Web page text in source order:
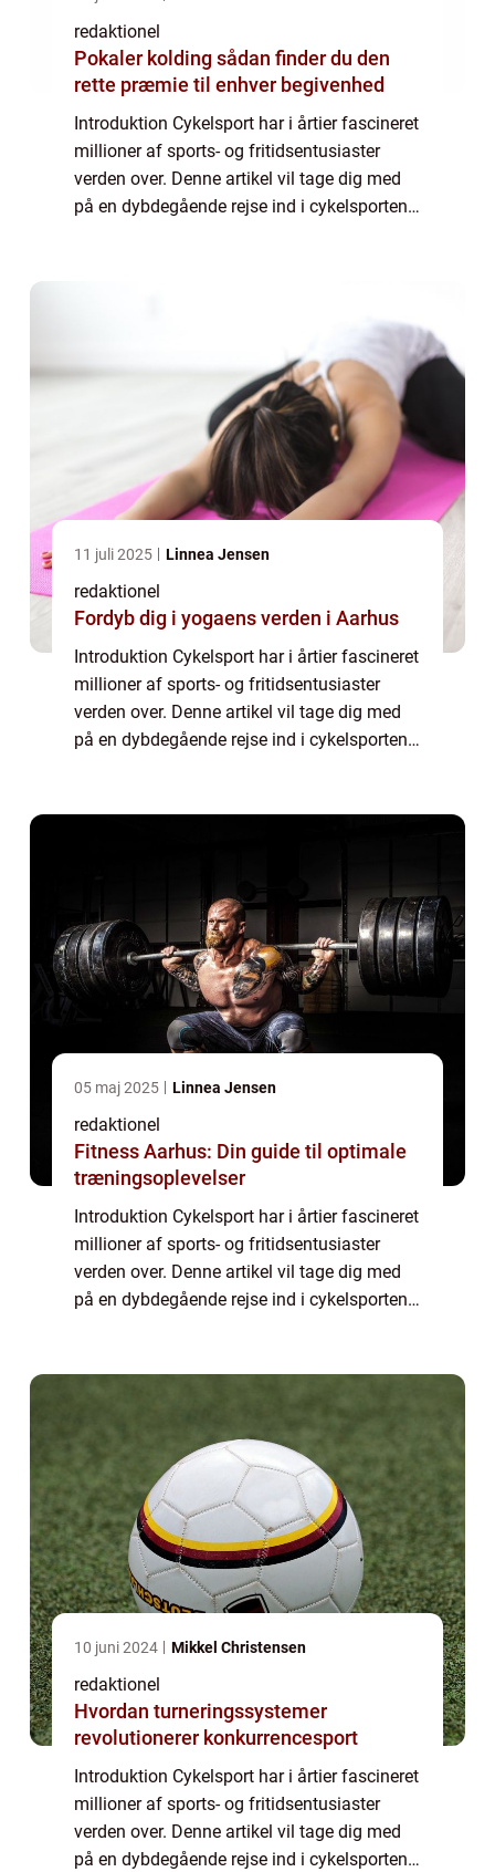
redaktionel
Pokaler kolding sådan finder du den
rette præmie til enhver begivenhed
Introduktion Cykelsport har i årtier fascineret
millioner af sports- og fritidsentusiaster
verden over. Denne artikel vil tage dig med
på en dybdegående rejse ind i cykelsportens
11 juli 2025 Linnea Jensen
redaktionel
Fordyb dig i yogaens verden i Aarhus
Introduktion Cykelsport har i årtier fascineret
millioner af sports- og fritidsentusiaster
verden over. Denne artikel vil tage dig med
på en dybdegående rejse ind i cykelsportens
05 maj 2025 Linnea Jensen
redaktionel
Fitness Aarhus: Din guide til optimale
træningsoplevelser
Introduktion Cykelsport har i årtier fascineret
millioner af sports- og fritidsentusiaster
verden over. Denne artikel vil tage dig med
på en dybdegående rejse ind i cykelsportens
10 juni 2024 Mikkel Christensen
redaktionel
Hvordan turneringssystemer
revolutionerer konkurrencesport
Introduktion Cykelsport har i årtier fascineret
millioner af sports- og fritidsentusiaster
verden over. Denne artikel vil tage dig med
på en dybdegående rejse ind i cykelsportens